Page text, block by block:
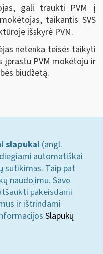
gali traukti PVM į
taikantis SVS
išskyrė PVM.
netenka teisės taikyti
įprastu PVM mokėtoju ir
biudžetą.
slapukai (angl.
automatiškai
sutikimas. Taip pat
naudojimu. Savo
pakeisdami
ir ištrindami
Slapukų